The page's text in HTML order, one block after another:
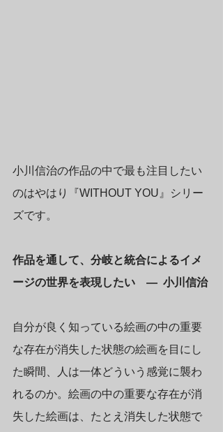
小川信治の作品の中で最も注目したい
のはやはり『WITHOUT YOU 』シリー
ズです。
作品を通して、分岐と統合によるイメ
ージの世界を表現したい　—  小川信治
自分が良く知っている絵画の中の重要
な存在が消失した状態の絵画を目にし
た瞬間、人は一体どういう感覚に襲わ
れるのか。絵画の中の重要な存在が消
失した絵画は、たとえ消失した状態で